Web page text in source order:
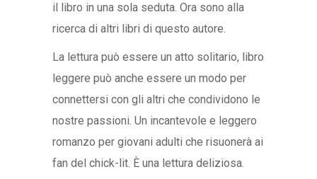
il libro in una sola seduta. Ora sono alla
ricerca di altri libri di questo autore.
La lettura può essere un atto solitario, libro
leggere può anche essere un modo per
connettersi con gli altri che condividono le
nostre passioni. Un incantevole e leggero
romanzo per giovani adulti che risuonerà ai
fan del chick-lit. È una lettura deliziosa.